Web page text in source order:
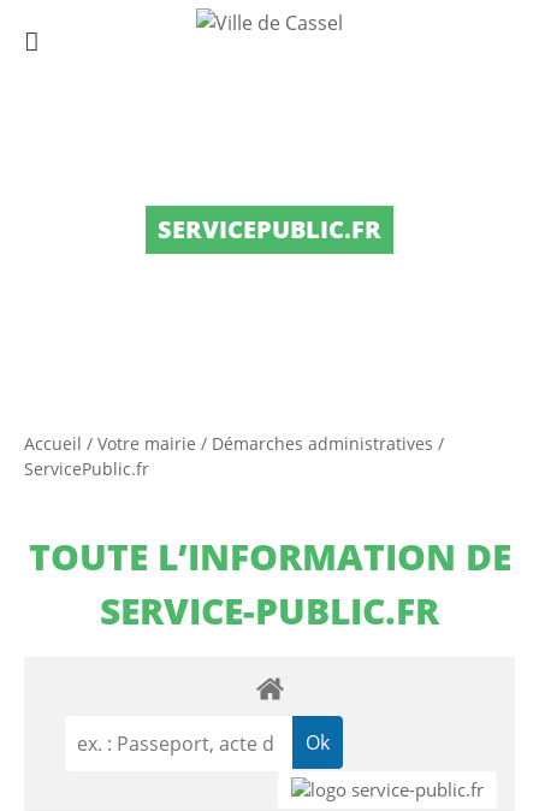
SERVICEPUBLIC.FR
Accueil / Votre mairie / Démarches administratives /
ServicePublic.fr
TOUTE L’INFORMATION DE
SERVICE-PUBLIC.FR